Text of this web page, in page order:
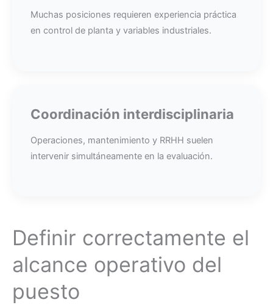
Muchas posiciones requieren experiencia práctica
en control de planta y variables industriales.
Coordinación interdisciplinaria
Operaciones, mantenimiento y RRHH suelen
intervenir simultáneamente en la evaluación.
Definir correctamente el
alcance operativo del
puesto